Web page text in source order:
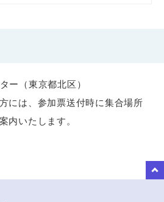
ー（東京都北区）
には、参加票送付時に集合場所
内いたします。